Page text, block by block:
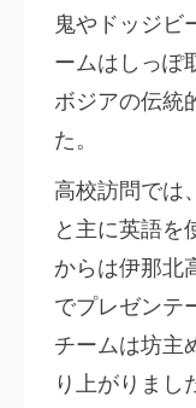
鬼やドッジビ
ームはしっぽ
ボジアの伝統
た。
高校訪問では
と主に英語を
からは伊那北
でプレゼンテ
チームは坊主
り上がりまし